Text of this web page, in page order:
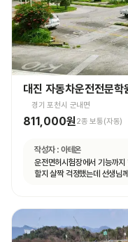
대진 자동차운전전문학
경기 포천시 군내면
811,000원2종 보통(자동)
작성자 : 아테온
운전면허시험장에서 기능까
할지 살짝 걱정했는데 선생님